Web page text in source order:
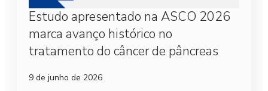
Estudo apresentado na ASCO 2026
marca avanço histórico no
tratamento do câncer de pâncreas
9 de junho de 2026